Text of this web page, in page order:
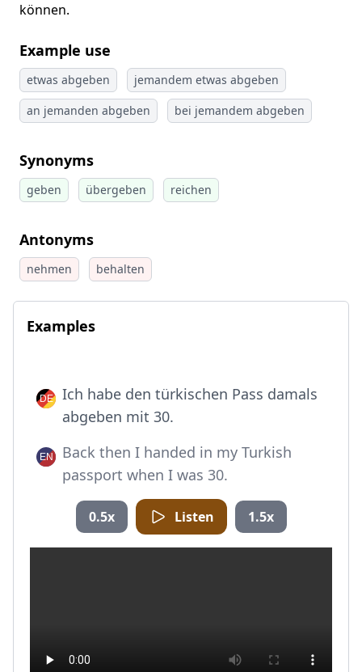
können.
Example use
etwas abgeben
jemandem etwas abgeben
an jemanden abgeben
bei jemandem abgeben
Synonyms
geben übergeben reichen
Antonyms
nehmen behalten
Examples
Ich habe den türkischen Pass damals
abgeben mit 30.
Back then I handed in my Turkish
passport when I was 30.
0.5x Listen 1.5x